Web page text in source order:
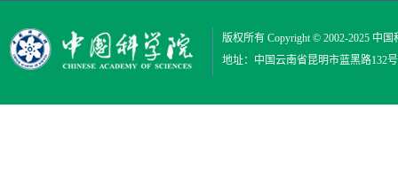
版权所有 Copyright © 2002-2025 中国
地址：中国云南省昆明市蓝黑路